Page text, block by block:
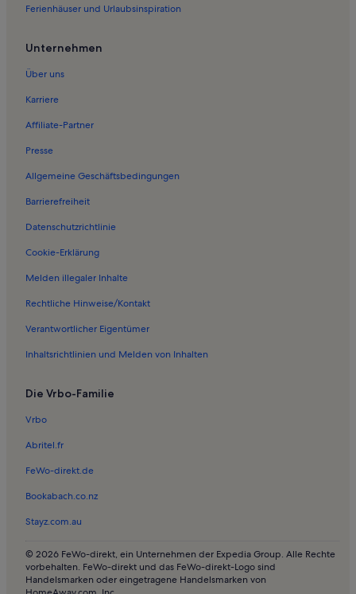
Ferienhäuser und Urlaubsinspiration
Unternehmen
Über uns
Karriere
Affiliate-Partner
Presse
Allgemeine Geschäftsbedingungen
Barrierefreiheit
Datenschutzrichtlinie
Cookie-Erklärung
Melden illegaler Inhalte
Rechtliche Hinweise/Kontakt
Verantwortlicher Eigentümer
Inhaltsrichtlinien und Melden von Inhalten
Die Vrbo-Familie
Vrbo
Abritel.fr
FeWo-direkt.de
Bookabach.co.nz
Stayz.com.au
© 2026 FeWo-direkt, ein Unternehmen der Expedia Group. Alle Rechte
vorbehalten. FeWo-direkt und das FeWo-direkt-Logo sind
Handelsmarken oder eingetragene Handelsmarken von